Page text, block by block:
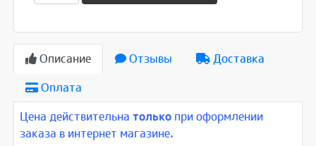
Описание Отзывы
Доставка
Оплата
Цена действительнатолько при оформлении
заказа в интернет магазине.